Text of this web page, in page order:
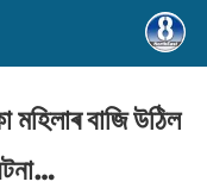
মহিলাৰ বাজি উঠিল